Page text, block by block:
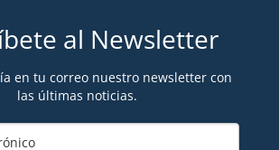
al Newsletter
en tu correo nuestro newsletter con
las últimas noticias.